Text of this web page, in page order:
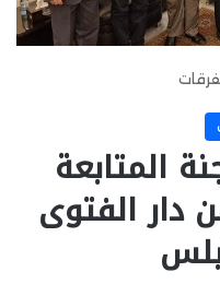
المتابعة
دار الفتوى